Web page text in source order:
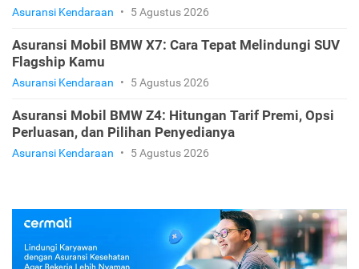
Asuransi Kendaraan • 5 Agustus 2026
Asuransi Mobil BMW X7: Cara Tepat Melindungi SUV
Flagship Kamu
Asuransi Kendaraan • 5 Agustus 2026
Asuransi Mobil BMW Z4: Hitungan Tarif Premi, Opsi
Perluasan, dan Pilihan Penyedianya
Asuransi Kendaraan • 5 Agustus 2026